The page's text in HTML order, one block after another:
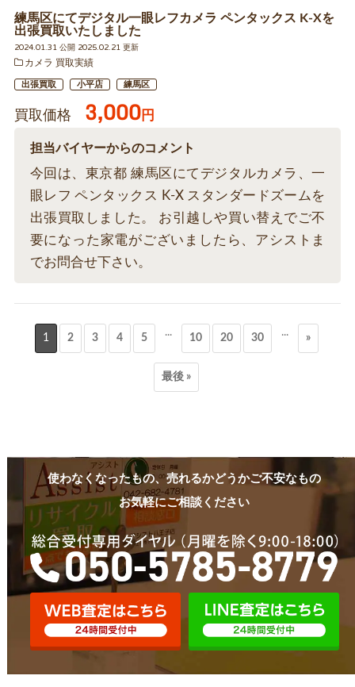
練馬区にてデジタル一眼レフカメラ ペンタックス K-Xを
出張買取いたしました
2024.01.31 公開 2025.02.21 更新
カメラ 買取実績
出張買取 小平店 練馬区
買取価格 3,000円
担当バイヤーからのコメント
今回は、東京都 練馬区にてデジタルカメラ、一
眼レフ ペンタックス K-X スタンダードズームを
出張買取しました。 お引越しや買い替えでご不
要になった家電がございましたら、アシストま
でお問合せ下さい。
1 2 3 4 5 ... 10 20 30 ... »
最後 »
使わなくなったもの、売れるかどうかご不安なもの
お気軽にご相談ください